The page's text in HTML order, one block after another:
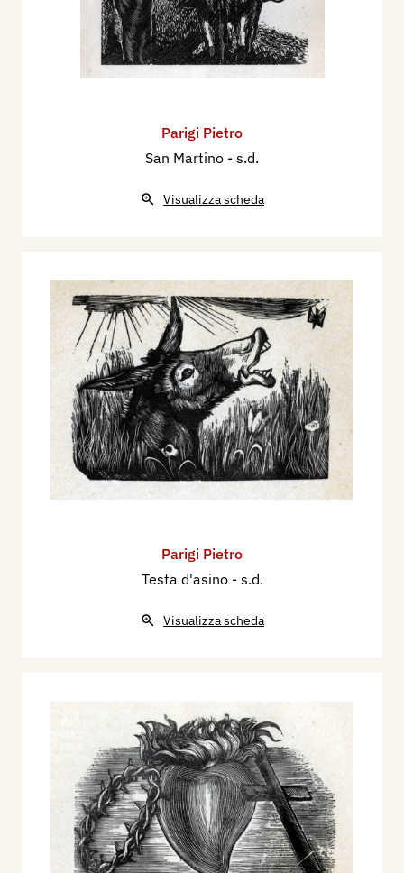
Parigi Pietro
San Martino - s.d.
Visualizza scheda
Parigi Pietro
Testa d'asino - s.d.
Visualizza scheda